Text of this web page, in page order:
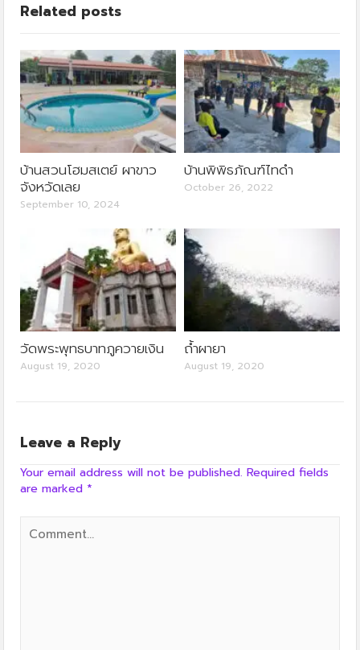
Related posts
บ้านสวนโฮมสเตย์ ผาขาว
จังหวัดเลย
September 10, 2024
บ้านพิพิธภัณฑ์ไทดำ
October 26, 2022
วัดพระพุทธบาทภูควายเงิน
August 19, 2020
ถ้ำผายา
August 19, 2020
Leave a Reply
Your email address will not be published. Required fields
are marked *